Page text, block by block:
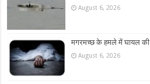
August 6, 2026
मगरमच्छ के हमले में घायल की
August 6, 2026